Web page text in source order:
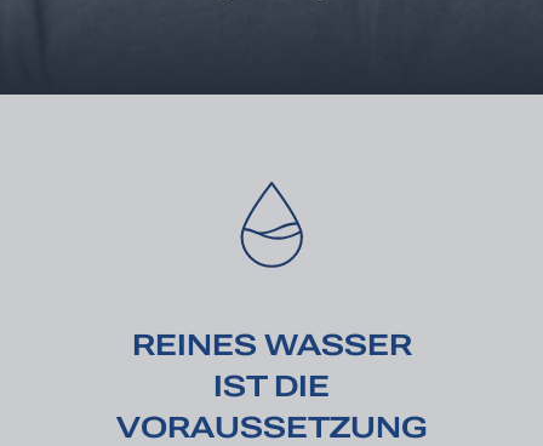
REINES WASSER
IST DIE
VORAUSSETZUNG